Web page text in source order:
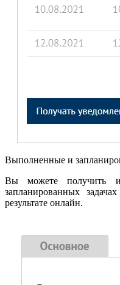
Выполненные и
Вы можете получить
запланированных
результате онлайн.